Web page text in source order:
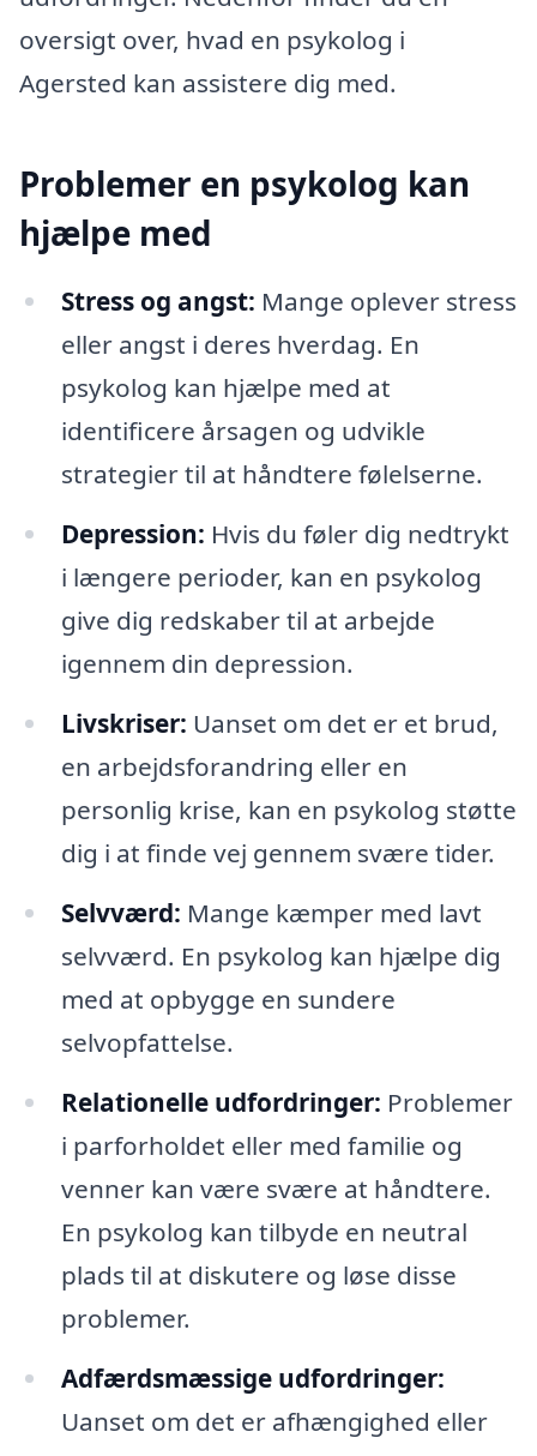
oversigt over, hvad en psykolog i
Agersted kan assistere dig med.
Problemer en psykolog kan
hjælpe med
Stress og angst: Mange oplever stress
eller angst i deres hverdag. En
psykolog kan hjælpe med at
identificere årsagen og udvikle
strategier til at håndtere følelserne.
Depression: Hvis du føler dig nedtrykt
i længere perioder, kan en psykolog
give dig redskaber til at arbejde
igennem din depression.
Livskriser: Uanset om det er et brud,
en arbejdsforandring eller en
personlig krise, kan en psykolog støtte
dig i at finde vej gennem svære tider.
Selvværd: Mange kæmper med lavt
selvværd. En psykolog kan hjælpe dig
med at opbygge en sundere
selvopfattelse.
Relationelle udfordringer: Problemer
i parforholdet eller med familie og
venner kan være svære at håndtere.
En psykolog kan tilbyde en neutral
plads til at diskutere og løse disse
problemer.
Adfærdsmæssige udfordringer:
Uanset om det er afhængighed eller